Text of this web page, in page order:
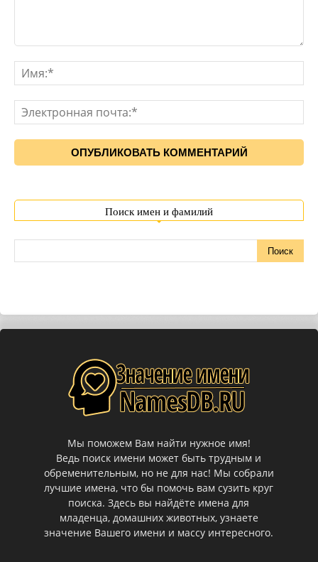
Поиск имен и фамилий
Мы поможем Вам найти нужное имя!
Ведь поиск имени может быть трудным и
обременительным, но не для нас! Мы собрали
лучшие имена, что бы помочь вам сузить круг
поиска. Здесь вы найдёте имена для
младенца, домашних животных, узнаете
значение Вашего имени и массу интересного.